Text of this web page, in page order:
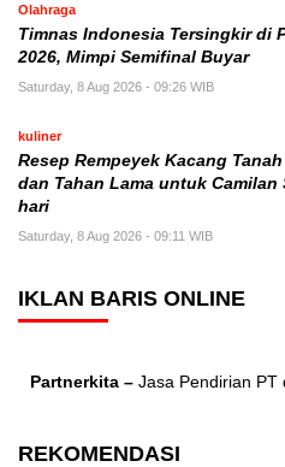
Olahraga
Timnas Indonesia Tersingkir di
2026, Mimpi Semifinal Buyar
Saturday, 8 Aug 2026 - 09:26 WIB
kuliner
Resep Rempeyek Kacang
dan Tahan Lama untuk Camilan
hari
Saturday, 8 Aug 2026 - 09:11 WIB
IKLAN BARIS ONLINE
Partnerkita – Jasa Pendirian PT
REKOMENDASI